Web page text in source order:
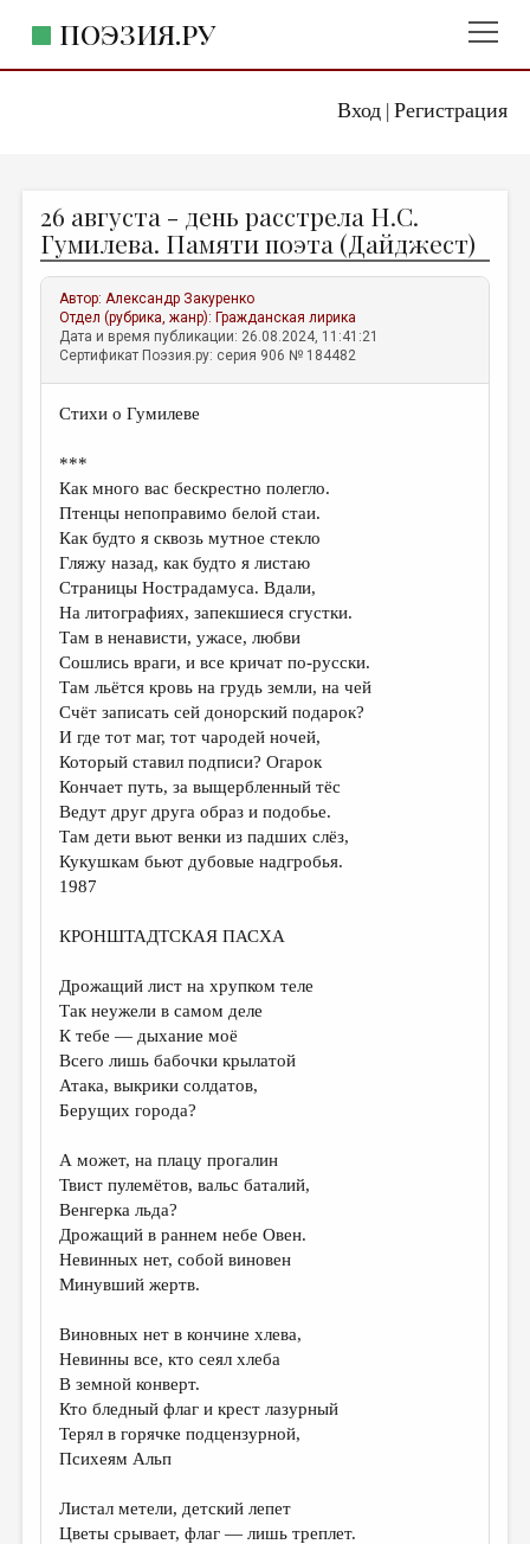
Вход| Регистрация
ПОЭЗИЯ.РУ
ЖАНРЫ
АВТОРЫ
КОММЕНТАРИИ
ЛИТСАЛОН
ОТДЕЛЫ И РУБРИКИ
ИЗБРАННОЕ
ДАЙДЖЕСТ
ПРОИЗВЕДЕНИЯ
ПЕРЕВОДЫ
КОНКУРСЫ
ДЕТСКАЯ КОМНАТА
КНИЖНАЯ ПОЛКА
ОБЗОР ЛИТЕРАТУРЫ
СТРАНИЦЫ ПАМЯТИ
ОБЪЯВЛЕНИЯ
КОЛОНКА РЕДАКТОРА
РЕДКОЛЛЕГИЯ
ОТ РЕДАКЦИИ
МАЛАЯ ПРОЗА
ЭССЕИСТИКА
ЛИТЕРАТУРОВЕДЕНИЕ
КУЛЬТУРОВЕДЕНИЕ
ПУБЛИЦИСТИКА
РЕЦЕНЗИРОВАНИЕ
ТРЕДИАКОВСКИЙ
МЕДИА
ВКОНТАКТЕ
26 августа - день расстрела Н.С.
Гумилева. Памяти поэта (Дайджест)
Автор:Александр Закуренко
Отдел (рубрика, жанр): Гражданская лирика
Дата и время публикации: 26.08.2024, 11:41:21
Сертификат Поэзия.ру: серия 906 № 184482
Стихи о Гумилеве
***
Как много вас бескрестно полегло.
Птенцы непоправимо белой стаи.
Как будто я сквозь мутное стекло
Гляжу назад, как будто я листаю
Страницы Нострадамуса. Вдали,
На литографиях, запекшиеся сгустки.
Там в ненависти, ужасе, любви
Сошлись враги, и все кричат по-русски.
Там льётся кровь на грудь земли, на чей
Счёт записать сей донорский подарок?
И где тот маг, тот чародей ночей,
Который ставил подписи? Огарок
Кончает путь, за выщербленный тёс
Ведут друг друга образ и подобье.
Там дети вьют венки из падших слёз,
Кукушкам бьют дубовые надгробья.
1987
КРОНШТАДТСКАЯ ПАСХА
Дрожащий лист на хрупком теле
Так неужели в самом деле
К тебе — дыхание моё
Всего лишь бабочки крылатой
Атака, выкрики солдатов,
Берущих города?
А может, на плацу прогалин
Твист пулемётов, вальс баталий,
Венгерка льда?
Дрожащий в раннем небе Овен.
Невинных нет, собой виновен
Минувший жертв.
Виновных нет в кончине хлева,
Невинны все, кто сеял хлеба
В земной конверт.
Кто бледный флаг и крест лазурный
Терял в горячке подцензурной,
Психеям Альп
Листал метели, детский лепет
Цветы срывает, флаг — лишь треплет.